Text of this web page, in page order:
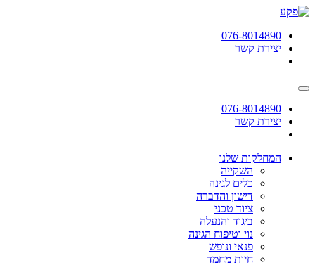
תחילתו
אינטרנט,
לחץ
כדי
לאזור
תוכן
מרכזי
076-8014890
יצירת קשר
076-8014890
יצירת קשר
המחלקות שלנו
השקייה
כלים לגינה
דישון והדברה
ציוד טכני
ביגוד והנעלה
נוי וטיפוח הגינה
פנאי ונופש
חיות מחמד